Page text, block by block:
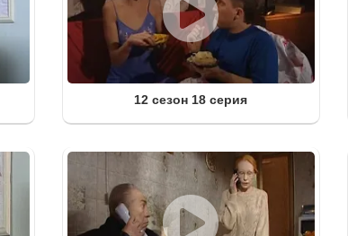
12 сезон 18 серия